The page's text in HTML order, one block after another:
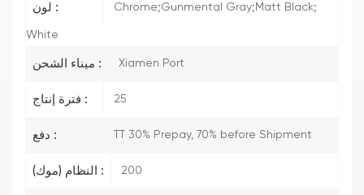
لون : Chrome;Gunmental Gray;Matt Black;
White
ميناء الشحن : Xiamen Port
فترة إنتاج : 25
دفع : TT 30% Prepay, 70% before Shipment
النظام (موك) : 200